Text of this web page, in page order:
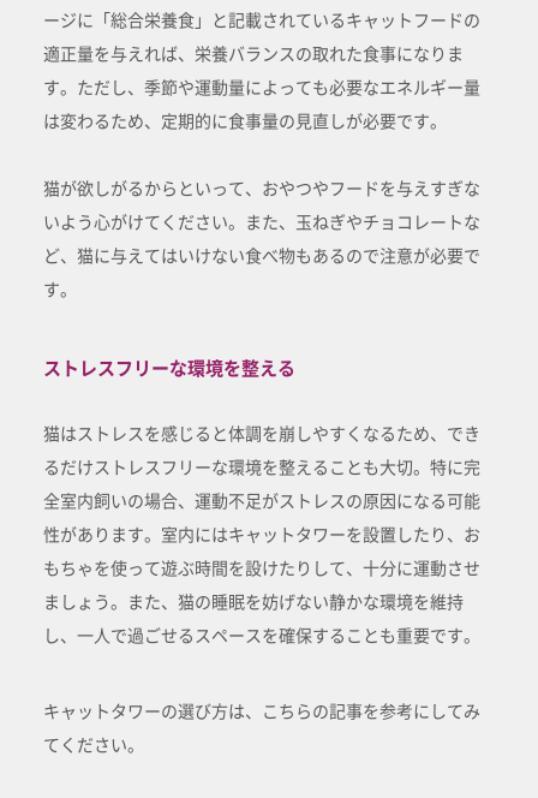
ージに「総合栄養食」と記載されているキャットフードの
適正量を与えれば、栄養バランスの取れた食事になりま
す。ただし、季節や運動量によっても必要なエネルギー量
は変わるため、定期的に食事量の見直しが必要です。
猫が欲しがるからといって、おやつやフードを与えすぎな
いよう心がけてください。また、玉ねぎやチョコレートな
ど、猫に与えてはいけない食べ物もあるので注意が必要で
す。
ストレスフリーな環境を整える
猫はストレスを感じると体調を崩しやすくなるため、でき
るだけストレスフリーな環境を整えることも大切。特に完
全室内飼いの場合、運動不足がストレスの原因になる可能
性があります。室内にはキャットタワーを設置したり、お
もちゃを使って遊ぶ時間を設けたりして、十分に運動させ
ましょう。また、猫の睡眠を妨げない静かな環境を維持
し、一人で過ごせるスペースを確保することも重要です。
キャットタワーの選び方は、こちらの記事を参考にしてみ
てください。